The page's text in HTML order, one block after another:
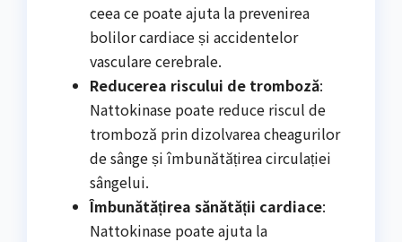
ceea ce poate ajuta la prevenirea
bolilor cardiace și accidentelor
vasculare cerebrale.
Reducerea riscului de tromboză:
Nattokinase poate reduce riscul de
tromboză prin dizolvarea cheagurilor
de sânge și îmbunătățirea circulației
sângelui.
Îmbunătățirea sănătății cardiace:
Nattokinase poate ajuta la